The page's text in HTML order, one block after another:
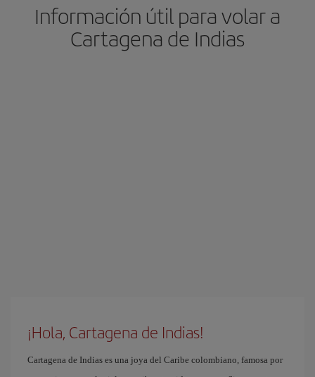
Información útil para volar a
Cartagena de Indias
¡Hola, Cartagena de Indias!
Cartagena de Indias es una joya del Caribe colombiano, famosa por